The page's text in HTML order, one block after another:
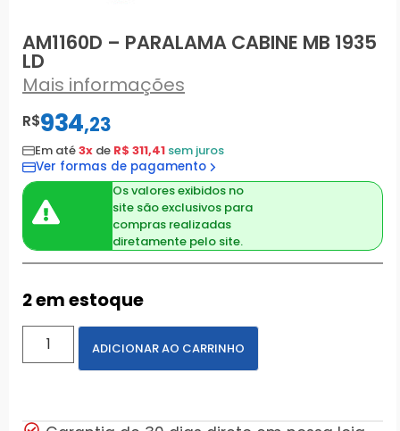
AM1160D – PARALAMA CABINE MB 1935
LD
Mais informações
R$934,23
Em até3x de R$ 311,41 sem juros
Ver formas de pagamento
Os valores exibidos no
site são exclusivos para
compras realizadas
diretamente pelo site.
2 em estoque
ADICIONAR AO CARRINHO